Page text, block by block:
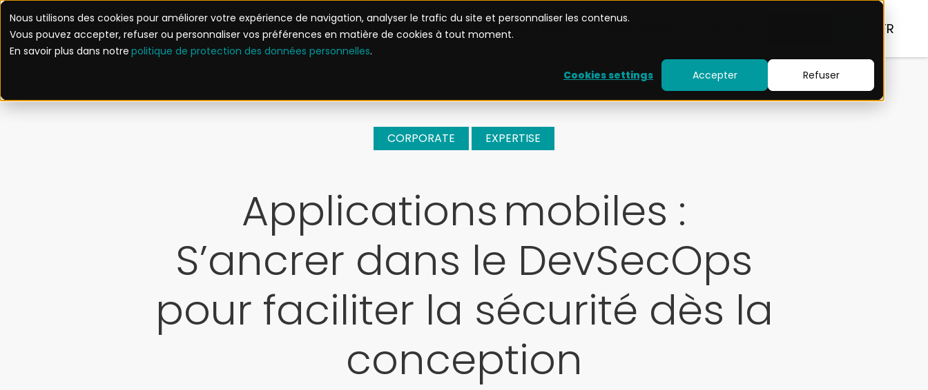
Nous utilisons des cookies pour améliorer votre expérience de navigation, analyser le trafic du site et personnaliser les contenus.
Vous pouvez accepter, refuser ou personnaliser vos préférences en matière de cookies à tout moment.
En savoir plus dans notre politique de protection des données personnelles.
Cookies settings
Accepter Refuser
SOLUTIONS CAS D'USAGE DEVENIR PARTENAIRE FR
CORPORATE EXPERTISE
Applications mobiles :
S’ancrer dans le DevSecOps
pour faciliter la sécurité dès la
conception